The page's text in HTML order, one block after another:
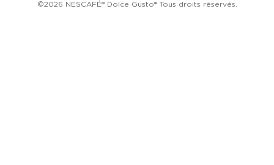
©2026 NESCAFÉ® Dolce Gusto® Tous droits réservés.